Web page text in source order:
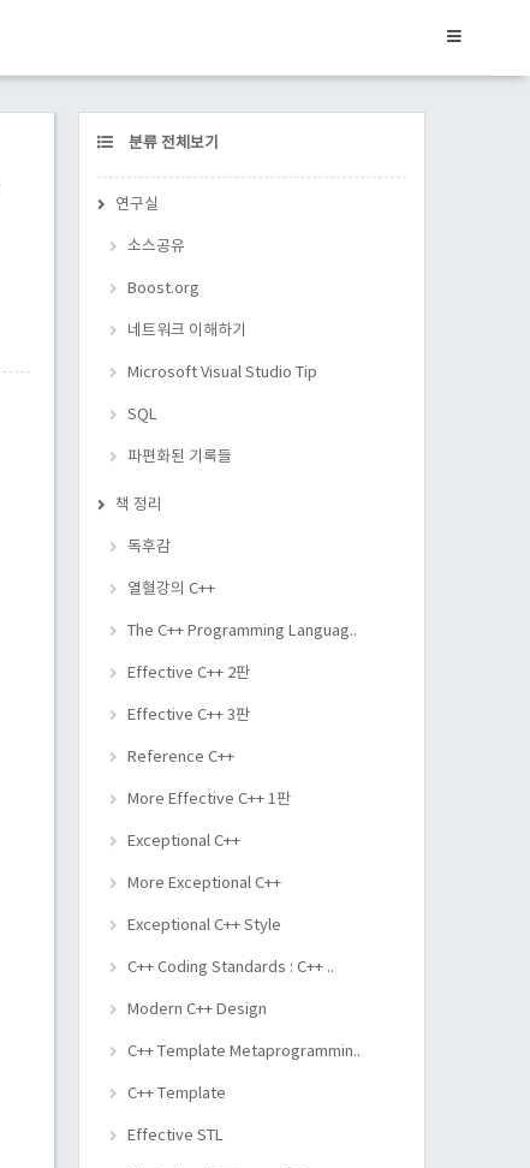
CATEGORY
분류 전체보기
연구실
소스공유
Boost.org
네트워크 이해하기
Microsoft Visual Studio Tip
SQL
파편화된 기록들
책 정리
독후감
열혈강의 C++
The C++ Programming Languag..
Effective C++ 2판
Effective C++ 3판
Reference C++
More Effective C++ 1판
Exceptional C++
More Exceptional C++
Exceptional C++ Style
C++ Coding Standards : C++ ..
Modern C++ Design
C++ Template Metaprogrammin..
C++ Template
Effective STL